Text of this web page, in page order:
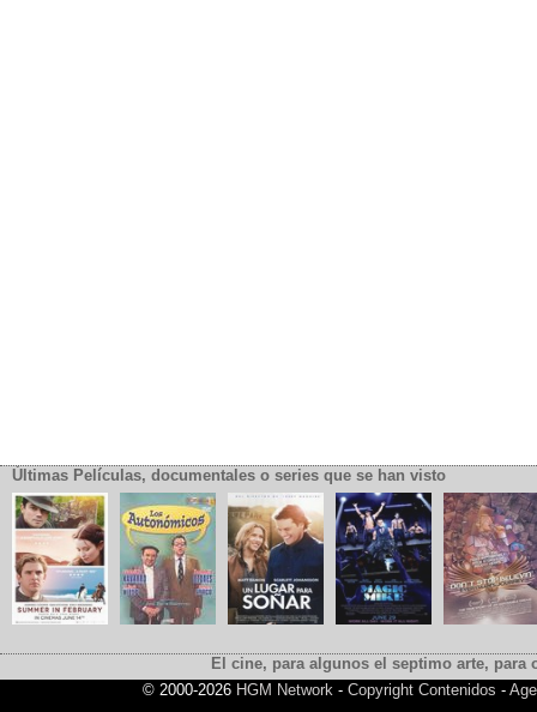
Últimas Películas, documentales o series que se han visto
El cine, para algunos el septimo arte,
© 2000-2026 HGM Network- Copyright Contenidos -